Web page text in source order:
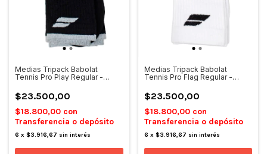
Medias Tripack Babolat
Tennis Pro Play Regular -
$23.500,00
$18.800,00 con
Transferencia o depósito
6 x $3.916,67 sin interés
Medias Tripack Babolat
Tennis Pro Flag Regular -
$23.500,00
$18.800,00 con
Transferencia o depósito
6 x $3.916,67 sin interés